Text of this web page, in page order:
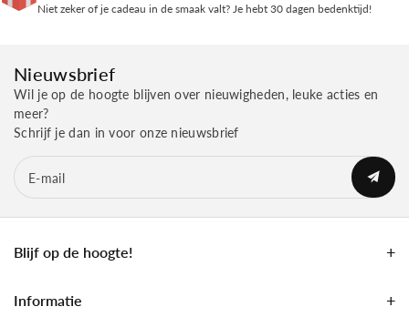
Niet zeker of je cadeau in de smaak valt? Je hebt 30 dagen bedenktijd!
Nieuwsbrief
Wil je op de hoogte blijven over nieuwigheden, leuke acties en
meer?
Schrijf je dan in voor onze nieuwsbrief
E‑mail
Blijf op de hoogte!
Informatie